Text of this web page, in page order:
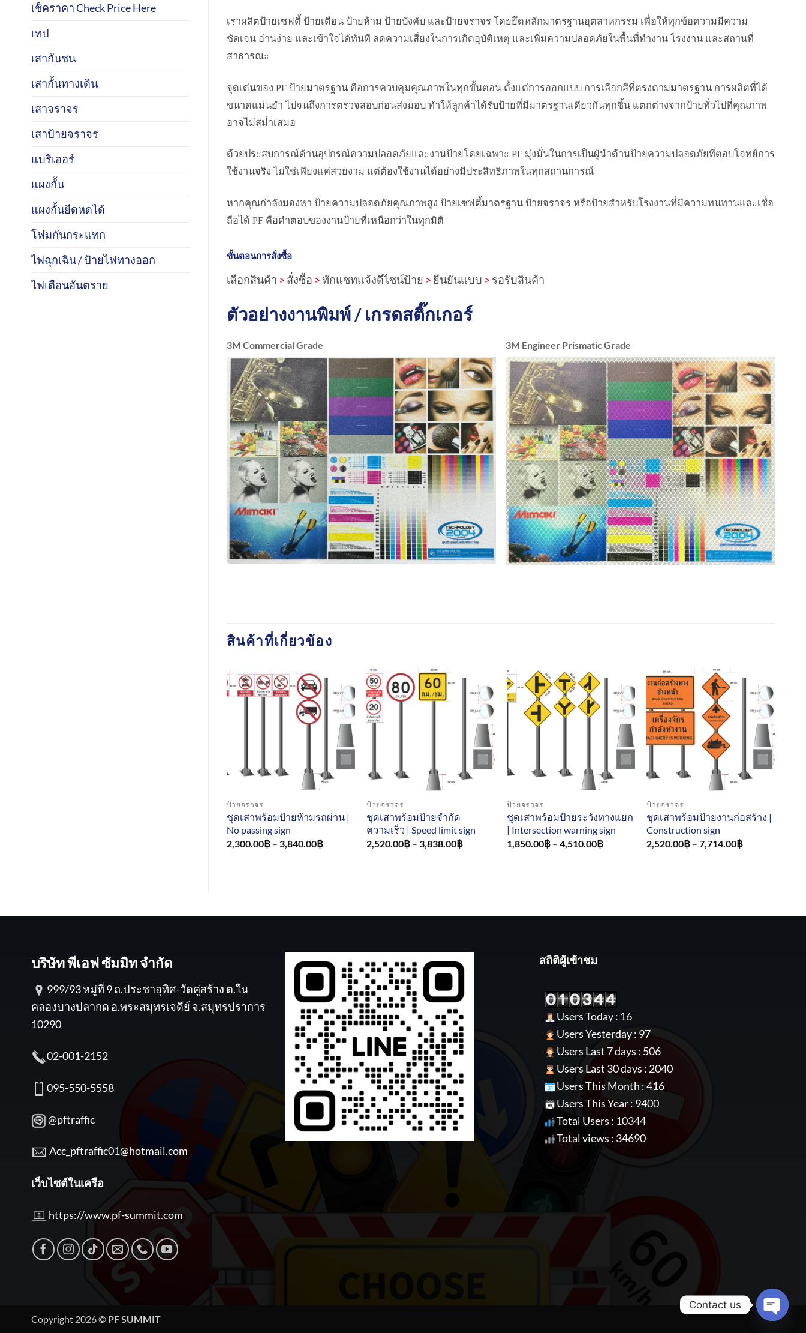
เช็คราคา Check Price Here
เทป
เสากันชน
เสากั้นทางเดิน
เสาจราจร
เสาป้ายจราจร
แบริเออร์
แผงกั้น
แผงกั้นยืดหดได้
โฟมกันกระแทก
ไฟฉุกเฉิน / ป้ายไฟทางออก
ไฟเตือนอันตราย
เราผลิตป้ายเซฟตี้ ป้ายเตือน ป้ายห้าม ป้ายบังคับ และป้ายจราจร โดยยึดหลักมาตรฐานอุตสาหกรรม เพื่อให้ทุกข้อความมีความ
ชัดเจน อ่านง่าย และเข้าใจได้ทันที ลดความเสี่ยงในการเกิดอุบัติเหตุ และเพิ่มความปลอดภัยในพื้นที่ทำงาน โรงงาน และสถานที่
สาธารณะ
จุดเด่นของ PF ป้ายมาตรฐาน คือการควบคุมคุณภาพในทุกขั้นตอน ตั้งแต่การออกแบบ การเลือกสีที่ตรงตามมาตรฐาน การผลิตที่ได้
ขนาดแม่นยำ ไปจนถึงการตรวจสอบก่อนส่งมอบ ทำให้ลูกค้าได้รับป้ายที่มีมาตรฐานเดียวกันทุกชิ้น แตกต่างจากป้ายทั่วไปที่คุณภาพ
อาจไม่สม่ำเสมอ
ด้วยประสบการณ์ด้านอุปกรณ์ความปลอดภัยและงานป้ายโดยเฉพาะ PF มุ่งมั่นในการเป็นผู้นำด้านป้ายความปลอดภัยที่ตอบโจทย์การ
ใช้งานจริง ไม่ใช่เพียงแค่สวยงาม แต่ต้องใช้งานได้อย่างมีประสิทธิภาพในทุกสถานการณ์
หากคุณกำลังมองหา ป้ายความปลอดภัยคุณภาพสูง ป้ายเซฟตี้มาตรฐาน ป้ายจราจร หรือป้ายสำหรับโรงงานที่มีความทนทานและเชื่อ
ถือได้ PF คือคำตอบของงานป้ายที่เหนือกว่าในทุกมิติ
ขั้นตอนการสั่งซื้อ
เลือกสินค้า > สั่งซื้อ >ทักแชทแจ้งดีไซน์ป้าย > ยืนยันแบบ > รอรับสินค้า
ตัวอย่างงานพิมพ์ / เกรดสติ๊กเกอร์
3M Commercial Grade 3M Engineer Prismatic Grade
สินค้าที่เกี่ยวข้อง
ป้ายจราจร
ชุดเสาพร้อมป้ายห้ามรถผ่าน |
No passing sign
2,300.00฿ – 3,840.00฿Price
ป้ายจราจร
ชุดเสาพร้อมป้ายจำกัด
ความเร็ว | Speed limit sign
2,520.00฿ – 3,838.00฿Price
ป้ายจราจร
ชุดเสาพร้อมป้ายระวังทางแยก
| Intersection warning sign
1,850.00฿ – 4,510.00฿Price
ป้ายจราจร
ชุดเสาพร้อมป้ายงานก่อสร้าง |
Construction sign
2,520.00฿ – 7,714.00฿Price
บริษัท พีเอฟ ซัมมิท จำกัด
999/93 หมู่ที่ 9 ถ.ประชาอุทิศ-วัดคู่สร้าง ต.ใน
คลองบางปลากด อ.พระสมุทรเจดีย์ จ.สมุทรปราการ
10290
02-001-2152
095-550-5558
@pftraffic
Acc_pftraffic01@hotmail.com
เว็บไซต์ในเครือ
https://www.pf-summit.com
สถิติผู้เข้าชม
Users Today : 16
Users Yesterday : 97
Users Last 7 days : 506
Users Last 30 days : 2040
Users This Month : 416
Users This Year : 9400
Total Users : 10344
Total views : 34690
Copyright 2026 © PF SUMMIT
Contact us